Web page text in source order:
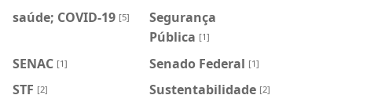
saúde; COVID-19 [5]
Segurança
Pública [1]
SENAC [1] Senado Federal [1]
STF [2] Sustentabilidade [2]